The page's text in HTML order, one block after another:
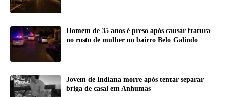
Homem de 35 anos é preso após causar fratura
no rosto de mulher no bairro Belo Galindo
Jovem de Indiana morre após tentar separar
briga de casal em Anhumas